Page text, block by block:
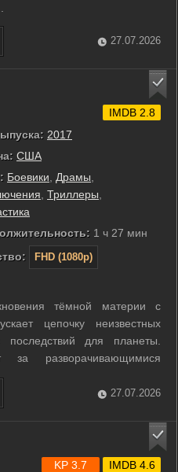
27.07.2026
2017
США
Боевики Драмы
Триллеры
1 ч 27 мин
FHD (1080p)
IMDB 2.8
тёмной материи с
цепочку неизвестных
для планеты.
за разворачивающимися
Показаны нарушения
процессов и усилия людей
...
27.07.2026
KP 3.7 IMDB 4.6